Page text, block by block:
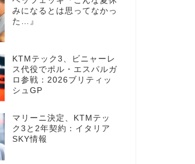
みになるとは思ってなかっ
た…』
KTMテック3、ビニャーレ
ス代役でポル・エスパルガ
ロ参戦：2026ブリティッ
シュGP
マリーニ決定、KTMテッ
ク3と2年契約：イタリア
SKY情報